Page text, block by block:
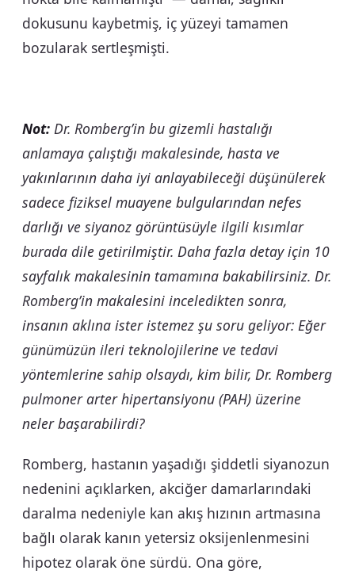
dokusunu kaybetmiş, iç yüzeyi tamamen
bozularak sertleşmişti.
Not: Dr. Romberg’in bu gizemli hastalığı
anlamaya çalıştığı makalesinde, hasta ve
yakınlarının daha iyi anlayabileceği düşünülerek
sadece fiziksel muayene bulgularından nefes
darlığı ve siyanoz görüntüsüyle ilgili kısımlar
burada dile getirilmiştir. Daha fazla detay için 10
sayfalık makalesinin tamamına bakabilirsiniz. Dr.
Romberg’in makalesini inceledikten sonra,
insanın aklına ister istemez şu soru geliyor: Eğer
günümüzün ileri teknolojilerine ve tedavi
yöntemlerine sahip olsaydı, kim bilir, Dr. Romberg
pulmoner arter hipertansiyonu (PAH) üzerine
neler başarabilirdi?
Romberg, hastanın yaşadığı şiddetli siyanozun
nedenini açıklarken, akciğer damarlarındaki
daralma nedeniyle kan akış hızının artmasına
bağlı olarak kanın yetersiz oksijenlenmesini
hipotez olarak öne sürdü. Ona göre,